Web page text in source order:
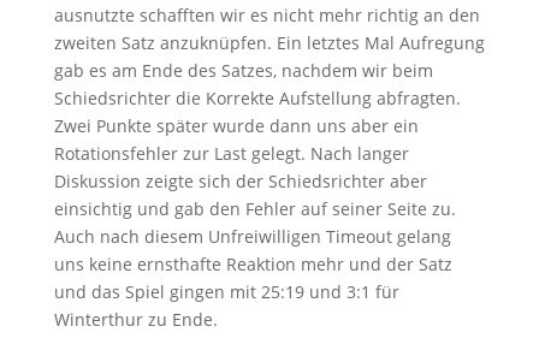
ausnutzte schafften wir es nicht mehr richtig an den
zweiten Satz anzuknüpfen. Ein letztes Mal Aufregung
gab es am Ende des Satzes, nachdem wir beim
Schiedsrichter die Korrekte Aufstellung abfragten.
Zwei Punkte später wurde dann uns aber ein
Rotationsfehler zur Last gelegt. Nach langer
Diskussion zeigte sich der Schiedsrichter aber
einsichtig und gab den Fehler auf seiner Seite zu.
Auch nach diesem Unfreiwilligen Timeout gelang
uns keine ernsthafte Reaktion mehr und der Satz
und das Spiel gingen mit 25:19 und 3:1 für
Winterthur zu Ende.